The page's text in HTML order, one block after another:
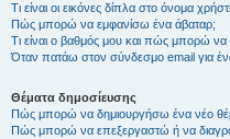
Τι είναι οι εικόνες δίπλα στο όνομα
Πώς μπορώ να εμφανίσω ένα άβαταρ;
Τι είναι ο βαθμός μου και πώς μπορώ
Όταν πατάω στον σύνδεσμο email για
Θέματα δημοσίευσης
Πώς μπορώ να δημιουργήσω ένα νέο
Πώς μπορώ να επεξεργαστώ ή να